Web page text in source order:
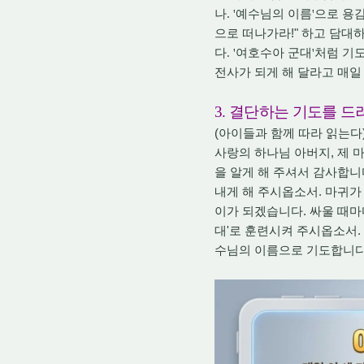
나. '예수님의 이름'으로 용
으로 떠나가라!" 하고 담대
다. '여호수아 군대'처럼 기
전사가 되게 해 달라고 매
3. 결단하는 기도를 드
(아이들과 함께 따라 읽는다
사랑의 하나님 아버지 , 제
을 알게 해 주셔서 감사합니
내게 해 주시옵소서 . 마귀
이가 되겠습니다. 싸울 때
대'로 훈련시켜 주시옵소서 .
수님의 이름으로 기도합니